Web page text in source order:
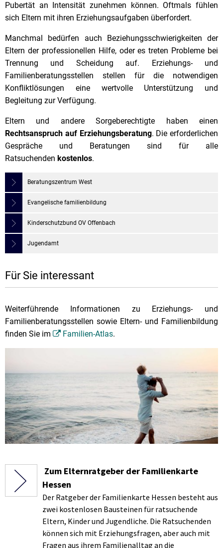
Pubertät an Intensität zunehmen können. Oftmals fühlen
sich Eltern mit ihren Erziehungsaufgaben überfordert.
Manchmal bedürfen auch Beziehungsschwierigkeiten der
Eltern der professionellen Hilfe, oder es treten Probleme bei
Trennung und Scheidung auf. Erziehungs- und
Familienberatungsstellen stellen für die notwendigen
Konfliktlösungen eine wertvolle Unterstützung und
Begleitung zur Verfügung.
Eltern und andere Sorgeberechtigte haben einen
Rechtsanspruch auf Erziehungsberatung. Die erforderlichen
Gespräche und Beratungen sind für alle
Ratsuchenden kostenlos.
Beratungszentrum West
Evangelische familienbildung
Kinderschutzbund OV Offenbach
Jugendamt
Für Sie interessant
Weiterführende Informationen zu Erziehungs- und
Familienberatungsstellen sowie Eltern- und Familienbildung
finden Sie im
Familien-Atlas.
Zum Elternratgeber der Familienkarte
Hessen
Der Ratgeber der Familienkarte Hessen besteht aus
zwei kostenlosen Bausteinen für ratsuchende
Eltern, Kinder und Jugendliche. Die Ratsuchenden
können sich mit Erziehungsfragen, aber auch mit
Fragen aus ihrem Familienalltag an die